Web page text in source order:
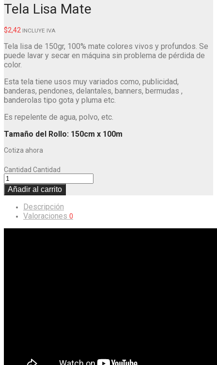
Tela Lisa Mate
$2,42 INCLUYE IVA
Tela lisa de 150gr, 100% mate colores vivos y profundos. Se
puede lavar y secar en máquina sin problema de pérdida de
color.
Esta tela tiene usos muy variados como, publicidad,
banderas, pendones, delantales, banners, bermudas ,
banderolas tipo gota y pluma etc.
Es repelente de agua, polvo, etc.
Tamaño del Rollo: 150cm x 100m
Cotiza ahora
Cantidad Cantidad
Añadir al carrito
Descripción
Valoraciones 0